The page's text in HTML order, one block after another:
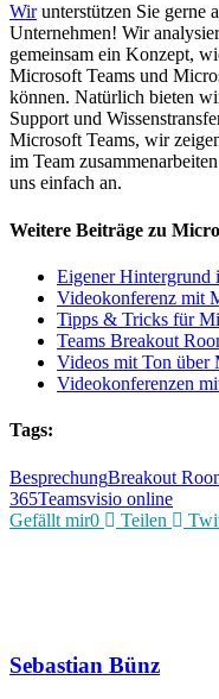
Wirunterstützen Sie gerne
Unternehmen! Wir
gemeinsam ein Konzept,
Microsoft Teams und
können. Natürlich bieten
Support und
Microsoft Teams, wir
im Team
uns einfach an.
Weitere Beiträge zu
Eigener Hintergrund
Videokonferenz mit
Tipps & Tricks für
Teams Breakout
Videos mit Ton über
Videokonferenzen
Tags:
BesprechungBreakout
365Teamsvisio online
Gefällt mir0 Teilen
Sebastian Bünz